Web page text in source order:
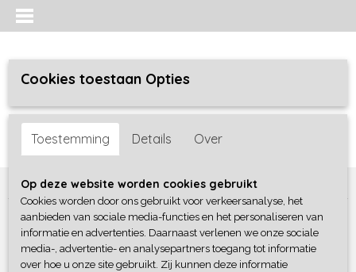
Inloggen Registreren
Home >Meisjes baby>shirts / tunieken>Dirkje
Cookies toestaan Opties
Toestemming Details Over
Op deze website worden cookies gebruikt
Cookies worden door ons gebruikt voor verkeersanalyse, het
aanbieden van sociale media-functies en het personaliseren van
informatie en advertenties. Daarnaast verlenen we onze sociale
media-, advertentie- en analysepartners toegang tot informatie
over hoe u onze site gebruikt. Zij kunnen deze informatie